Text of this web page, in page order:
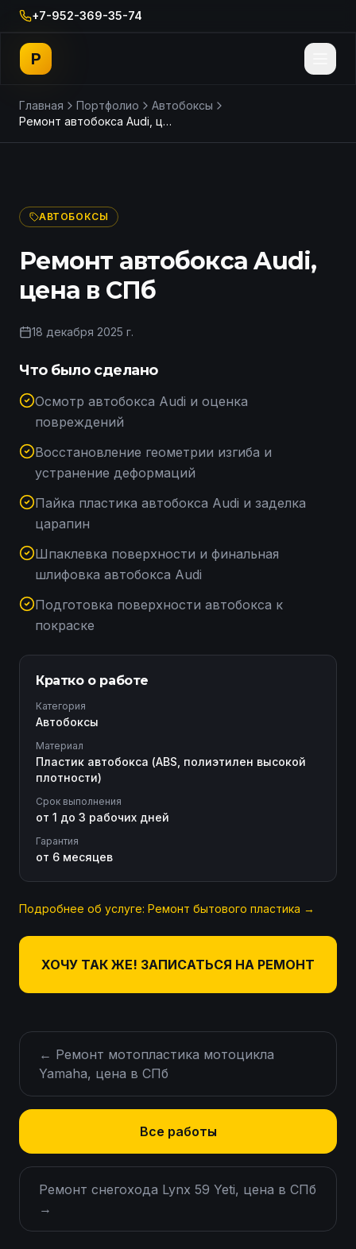
+7-952-369-35-74
P
Главная Портфолио
Автобоксы
Ремонт автобокса Audi, цена в СПб
АВТОБОКСЫ
Ремонт автобокса Audi,
цена в СПб
18 декабря 2025 г.
Что было сделано
Осмотр автобокса Audi и оценка
повреждений
Восстановление геометрии изгиба и
устранение деформаций
Пайка пластика автобокса Audi и заделка
царапин
Шпаклевка поверхности и финальная
шлифовка автобокса Audi
Подготовка поверхности автобокса к
покраске
Кратко о работе
Категория
Автобоксы
Материал
Пластик автобокса (ABS, полиэтилен высокой
плотности)
Срок выполнения
от 1 до 3 рабочих дней
Гарантия
от 6 месяцев
Подробнее об услуге: Ремонт бытового пластика →
ХОЧУ ТАК ЖЕ! ЗАПИСАТЬСЯ НА РЕМОНТ
← Ремонт мотопластика мотоцикла
Yamaha, цена в СПб
Все работы
Ремонт снегохода Lynx 59 Yeti, цена в СПб
→